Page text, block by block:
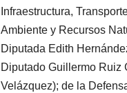
Infraestructura,
Ambiente y Recursos
Diputada Edith
Diputado Guillermo Ruiz
Velázquez); de la